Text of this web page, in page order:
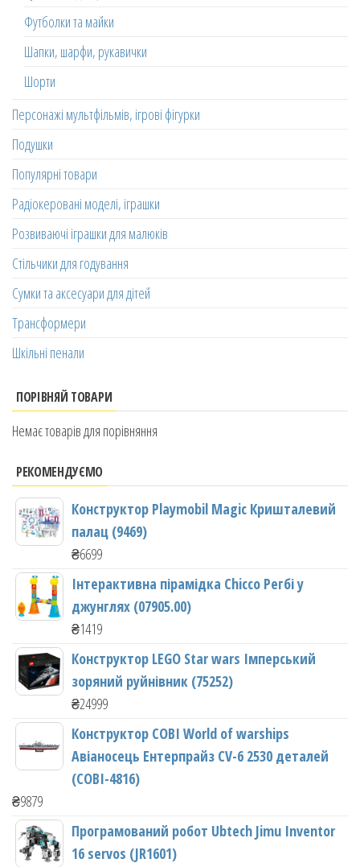
Футболки та майки
Шапки, шарфи, рукавички
Шорти
Персонажі мультфільмів, ігрові фігурки
Подушки
Популярні товари
Радіокеровані моделі, іграшки
Розвиваючі іграшки для малюків
Стільчики для годування
Сумки та аксесуари для дітей
Трансформери
Шкільні пенали
ПОРІВНЯЙ ТОВАРИ
Немає товарів для порівняння
РЕКОМЕНДУЄМО
Конструктор Playmobil Magic Кришталевий
палац (9469)
₴6699
Інтерактивна пірамідка Chicco Регбі у
джунглях (07905.00)
₴1419
Конструктор LEGO Star wars Імперський
зоряний руйнівник (75252)
₴24999
Конструктор COBI World of warships
Авіаносець Ентерпрайз CV-6 2530 деталей
(COBI-4816)
₴9879
Програмований робот Ubtech Jimu Inventor
16 servos (JR1601)